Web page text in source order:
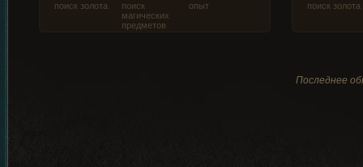
поиск золота
поиск
магических
предметов
опыт поиск золота
Последнее